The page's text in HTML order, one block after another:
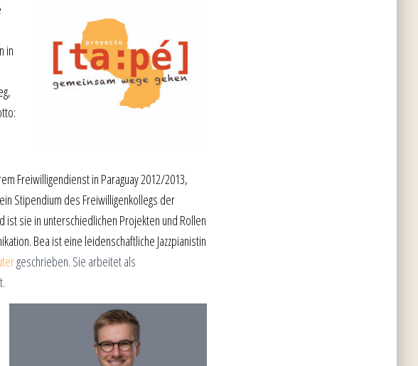
in
Freiwilligendienst in Paraguay 2012/2013,
Stipendium des Freiwilligenkollegs der
sie in unterschiedlichen Projekten und Rollen
Bea ist eine leidenschaftliche Jazzpianistin
geschrieben. Sie arbeitet als